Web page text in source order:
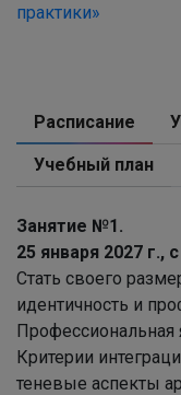
практики»
Расписание
Учебный план
Занятие №1.
25 января 2027 г.,
Стать своего
идентичность и
Профессиональная
Критерии
теневые аспекты